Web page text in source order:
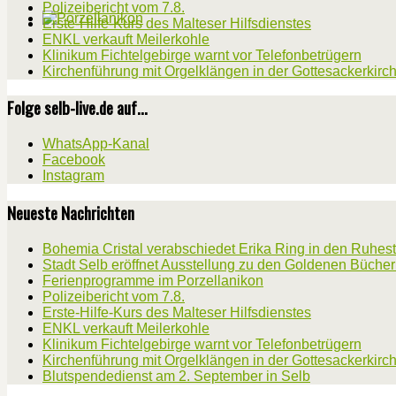
Polizeibericht vom 7.8.
Erste-Hilfe-Kurs des Malteser Hilfsdienstes
ENKL verkauft Meilerkohle
Klinikum Fichtelgebirge warnt vor Telefonbetrügern
Kirchenführung mit Orgelklängen in der
Folge selb-live.de auf...
WhatsApp-Kanal
Facebook
Instagram
Neueste Nachrichten
Bohemia Cristal verabschiedet Erika Ring in den
Stadt Selb eröffnet Ausstellung zu den Goldenen
Ferienprogramme im Porzellanikon
Polizeibericht vom 7.8.
Erste-Hilfe-Kurs des Malteser Hilfsdienstes
ENKL verkauft Meilerkohle
Klinikum Fichtelgebirge warnt vor Telefonbetrügern
Kirchenführung mit Orgelklängen in der
Blutspendedienst am 2. September in Selb